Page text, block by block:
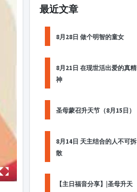
最近文章
8月28日 做个明智的童女
8月21日 在现世活出爱的真精
神
圣母蒙召升天节（8月15日）
8月14日 天主结合的人不可拆
散
【主日福音分享】|圣母升天